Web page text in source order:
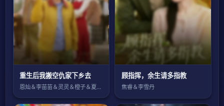
重生后我搬空仇家下乡去
恩灿＆李苗苗＆灵灵＆橙子＆夏一心
顾指挥，余生请多指教
焦睿＆李雪丹